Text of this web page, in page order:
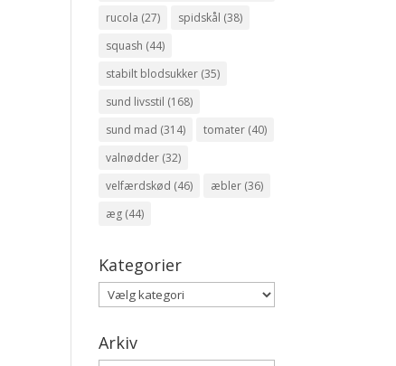
rucola (27) spidskål (38)
squash (44)
stabilt blodsukker (35)
sund livsstil (168)
sund mad (314) tomater (40)
valnødder (32)
velfærdskød (46) æbler (36)
æg (44)
Kategorier
Kategorier
Arkiv